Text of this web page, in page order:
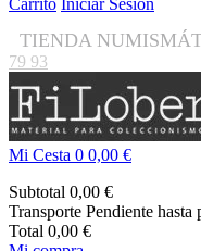
Carrito Iniciar Sesión
TIENDA
79 93
Mi Cesta 0 0,00 €
Subtotal 0,00 €
Transporte Pendiente hasta
Total 0,00 €